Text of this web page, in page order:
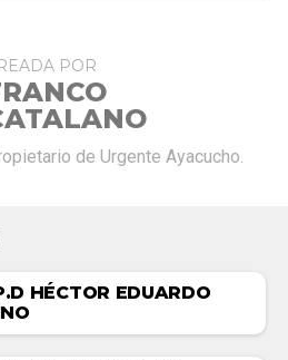
POR
de Urgente Ayacucho.
HÉCTOR EDUARDO